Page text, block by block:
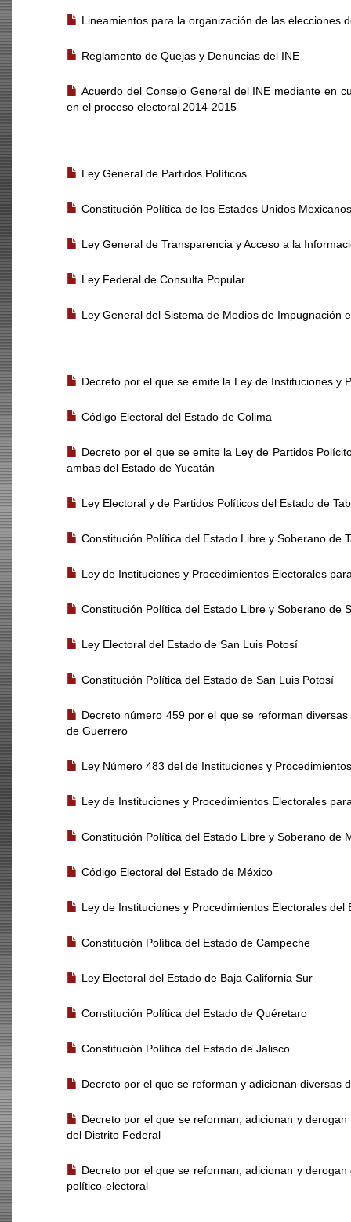
Lineamientos para la organización de las elecciones
Reglamento de Quejas y Denuncias del INE
Acuerdo del Consejo General del INE mediante en
en el proceso electoral 2014-2015
Ley General de Partidos Políticos
Constitución Política de los Estados Unidos Mexicanos
Ley General de Transparencia y Acceso a la
Ley Federal de Consulta Popular
Ley General del Sistema de Medios de Impugnación
Decreto por el que se emite la Ley de Instituciones y
Código Electoral del Estado de Colima
Decreto por el que se emite la Ley de Partidos
ambas del Estado de Yucatán
Ley Electoral y de Partidos Políticos del Estado de
Constitución Política del Estado Libre y Soberano de
Ley de Instituciones y Procedimientos Electorales
Constitución Política del Estado Libre y Soberano de
Ley Electoral del Estado de San Luis Potosí
Constitución Política del Estado de San Luis Potosí
Decreto número 459 por el que se reforman
de Guerrero
Ley Número 483 del de Instituciones y
Ley de Instituciones y Procedimientos Electorales
Constitución Política del Estado Libre y Soberano de
Código Electoral del Estado de México
Ley de Instituciones y Procedimientos Electorales del
Constitución Política del Estado de Campeche
Ley Electoral del Estado de Baja California Sur
Constitución Política del Estado de Quéretaro
Constitución Política del Estado de Jalisco
Decreto por el que se reforman y adicionan diversas
Decreto por el que se reforman, adicionan y
del Distrito Federal
Decreto por el que se reforman, adicionan y
político-electoral